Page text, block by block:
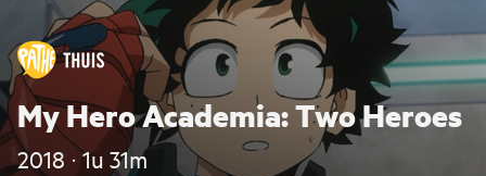
My Hero Academia: Two Heroes
2018 ‧ 1u 31m